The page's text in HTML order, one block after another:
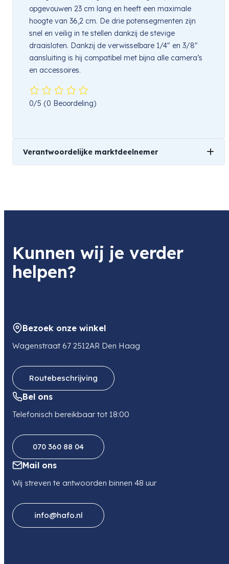
opgevouwen 23 cm lang en heeft een maximale
hoogte van 36,2 cm. De drie potensegmenten zijn
snel en veilig in te stellen dankzij de stevige
draaisloten. Dankzij de verwisselbare 1/4″ en 3/8″
aansluiting is hij compatibel met bijna alle camera’s
en accessoires.
0/5 (0 Beoordeling)
Verantwoordelijke marktdeelnemer
Product
SI-C223L
Item code leverancier
SI-C223L
Adres
E-mail
sales@tse-imaging.nl
Kunnen wij je verder
helpen?
Bezoek onze winkel
Wagenstraat 67 2512AR Den Haag
Routebeschrijving
Bel ons
Telefonisch bereikbaar tot 18:00
070 360 88 04
Mail ons
Wij streven te antwoorden binnen 48 uur
info@hafo.nl